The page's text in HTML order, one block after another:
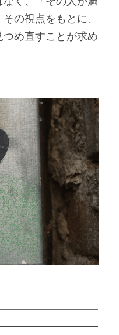
の視点をもとに、
め直すことが求め